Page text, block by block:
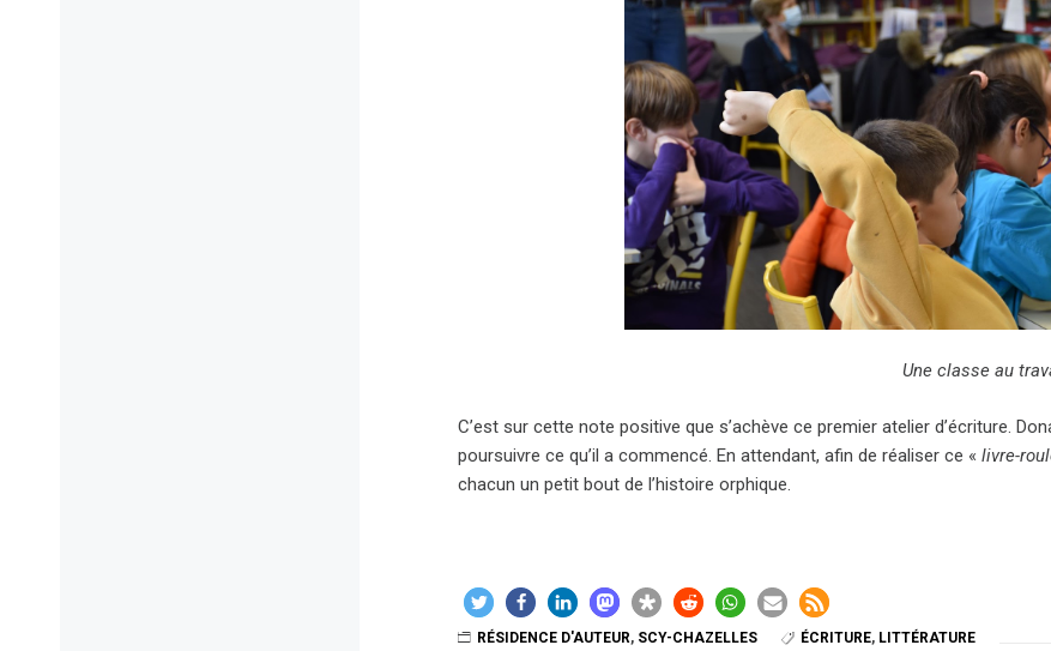
Une classe au
C’est sur cette note positive que s’achève ce premier atelier d’écriture.
poursuivre ce qu’il a commencé. En attendant, afin de réaliser ce «livre-
chacun un petit bout de l’histoire orphique.
RÉSIDENCE D'AUTEUR, SCY-CHAZELLES ÉCRITURE, LITTÉRATURE